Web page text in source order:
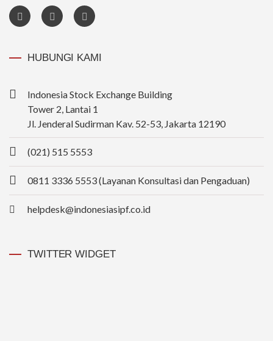
HUBUNGI KAMI
Indonesia Stock Exchange Building
Tower 2, Lantai 1
Jl. Jenderal Sudirman Kav. 52-53, Jakarta 12190
(021) 515 5553
0811 3336 5553 (Layanan Konsultasi dan Pengaduan)
helpdesk@indonesiasipf.co.id
TWITTER WIDGET